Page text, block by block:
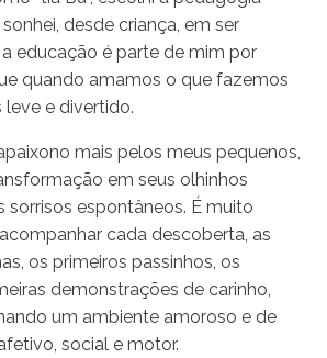
desde criança, em ser
educação é parte de mim por
quando amamos o que fazemos
e divertido.
mais pelos meus pequenos,
em seus olhinhos
sorrisos espontâneos. É muito
cada descoberta, as
os primeiros passinhos, os
demonstrações de carinho,
um ambiente amoroso e de
social e motor.